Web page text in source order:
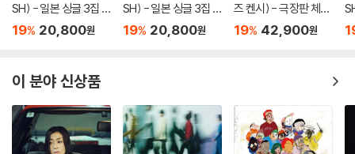
SH) - 일본 싱글 3집 Y
O-I-DON! / BOY ME
19% 20,800원
SH) - 일본 싱글 3집 Y
O-I-DON! / BOY ME
19% 20,800원
즈 켄시) - 극장판 체인
소 맨: 레제편 주제곡 IR
19% 42,900원
이 분야 신상품